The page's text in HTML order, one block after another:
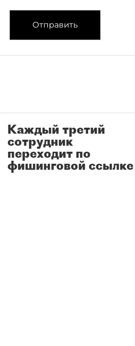
Отправить
Каждый третий
сотрудник
переходит по
фишинговой ссылке